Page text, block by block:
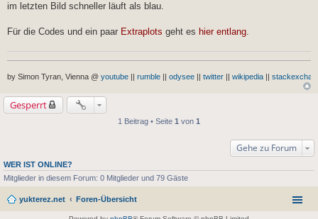
im letzten Bild schneller läuft als blau.
Für die Codes und ein paar Extraplots geht es hier entlang.
by Simon Tyran, Vienna @ youtube || rumble || odysee || twitter || wikipedia ||
Gesperrt
1 Beitrag • Seite 1 von 1
Gehe zu Forum
WER IST ONLINE?
Mitglieder in diesem Forum: 0 Mitglieder und 79 Gäste
yukterez.net Foren-Übersicht